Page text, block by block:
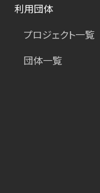
利用団体
プロジェクト一覧
団体一覧